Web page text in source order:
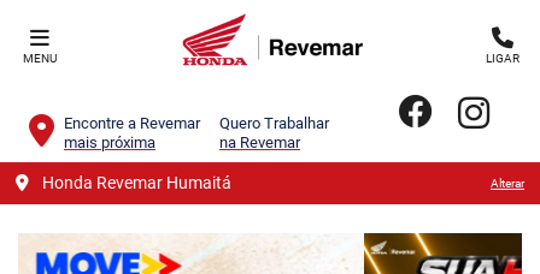
MENU LIGAR
Encontre a Revemar
mais próxima
Quero Trabalhar
na Revemar
Honda Revemar Humaitá Alterar